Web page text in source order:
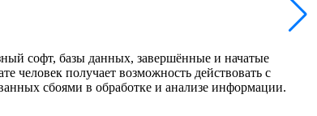
софт, базы данных, завершённые и начатые
человек получает возможность действовать с
сбоями в обработке и анализе информации.